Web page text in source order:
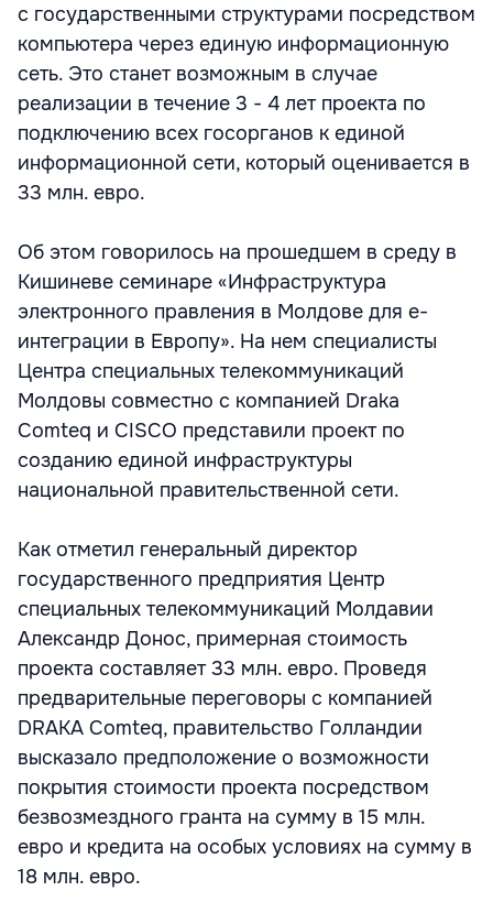
с государственными структурами посредством
компьютера через единую информационную
сеть. Это станет возможным в случае
реализации в течение 3 - 4 лет проекта по
подключению всех госорганов к единой
информационной сети, который оценивается в
33 млн. евро.
Об этом говорилось на прошедшем в среду в
Кишиневе семинаре «Инфраструктура
электронного правления в Молдове для e-
интеграции в Европу». На нем специалисты
Центра специальных телекоммуникаций
Молдовы совместно с компанией Draka
Comteq и CISCO представили проект по
созданию единой инфраструктуры
национальной правительственной сети.
Как отметил генеральный директор
государственного предприятия Центр
специальных телекоммуникаций Молдавии
Александр Донос, примерная стоимость
проекта составляет 33 млн. евро. Проведя
предварительные переговоры с компанией
DRAKA Comteq, правительство Голландии
высказало предположение о возможности
покрытия стоимости проекта посредством
безвозмездного гранта на сумму в 15 млн.
евро и кредита на особых условиях на сумму в
18 млн. евро.